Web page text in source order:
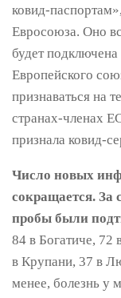
ковид-
Евросоюза. Оно
будет
Европейского
признаваться на
странах-членах
признала ковид-
Число новых
сокращается. За
пробы были
84 в Богатиче,
в Крупани, 37 в
менее, болезнь у